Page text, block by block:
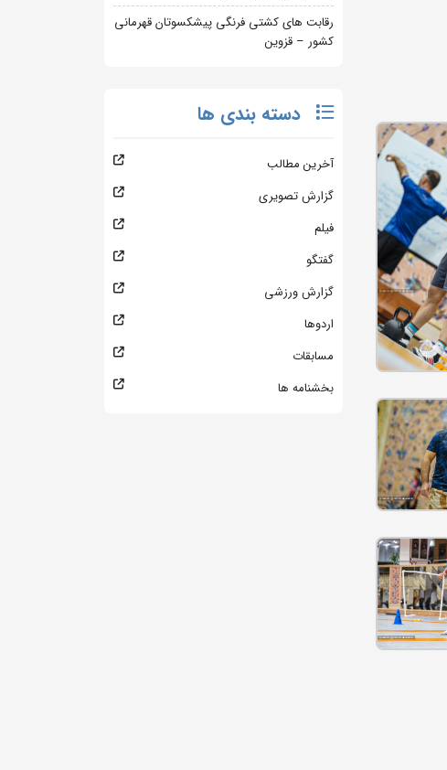
رقابت های کشتی فرنگی پیشکسوتان قهرمانی
کشور – قزوین
دسته بندی ها
آخرین مطالب
گزارش تصویری
فیلم
گفتگو
گزارش ورزشی
اردوها
مسابقات
بخشنامه ها